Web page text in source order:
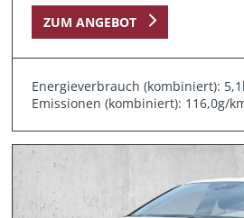
ZUM ANGEBOT
Energieverbrauch (kombiniert):
Emissionen (kombiniert): 116,0g/